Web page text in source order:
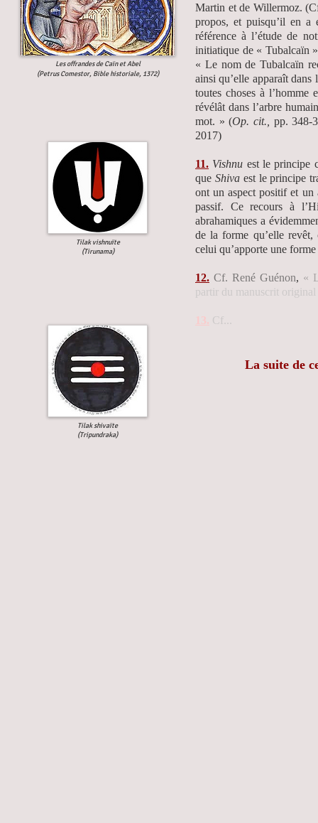
Les offrandes de Caïn et Abel
(Petrus Comestor, Bible historiale, 1372)
Tilak vishnuïte
(Tirunama)
Tilak shivaïte
(Tripundraka)
Martin et de Willermoz.
propos, et puisqu’il en a
référence à l’étude de
initiatique de « Tubalcaïn
« Le nom de Tubalcaïn
ainsi qu’elle apparaît
toutes choses à
révélât dans l’arbre
mot. » (Op. cit.,
pp. 348-
2017)
11. Vishnu est le principe
que Shivaest le principe
ont un aspect positif et un
passif. Ce recours à
abrahamiques a
de la forme qu’elle revêt,
celui qu’apporte une
12. Cf. René Guénon, «
partir du manuscrit
Cf...
La suite de